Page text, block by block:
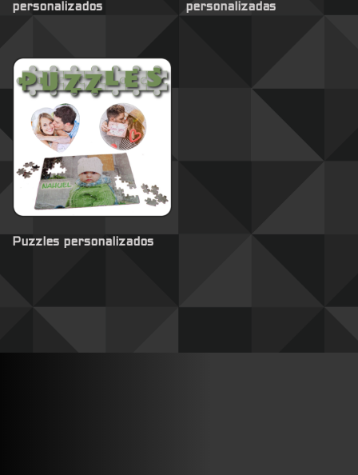
personalizados
personalizadas
Puzzles personalizados